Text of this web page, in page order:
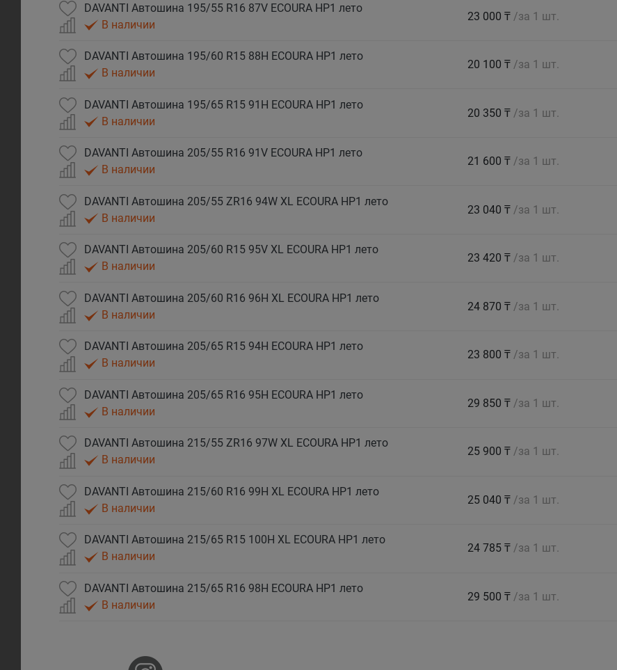
DAVANTI Автошина 195/55 R16 87V ECOURA HP1 лето
В наличии
23 000 ₸ /за 1 шт.
DAVANTI Автошина 195/60 R15 88H ECOURA HP1 лето
В наличии
20 100 ₸ /за 1 шт.
DAVANTI Автошина 195/65 R15 91H ECOURA HP1 лето
В наличии
20 350 ₸ /за 1 шт.
DAVANTI Автошина 205/55 R16 91V ECOURA HP1 лето
В наличии
21 600 ₸ /за 1 шт.
DAVANTI Автошина 205/55 ZR16 94W XL ECOURA HP1 лето
В наличии
23 040 ₸ /за 1 шт.
DAVANTI Автошина 205/60 R15 95V XL ECOURA HP1 лето
В наличии
23 420 ₸ /за 1 шт.
DAVANTI Автошина 205/60 R16 96H XL ECOURA HP1 лето
В наличии
24 870 ₸ /за 1 шт.
DAVANTI Автошина 205/65 R15 94H ECOURA HP1 лето
В наличии
23 800 ₸ /за 1 шт.
DAVANTI Автошина 205/65 R16 95H ECOURA HP1 лето
В наличии
29 850 ₸ /за 1 шт.
DAVANTI Автошина 215/55 ZR16 97W XL ECOURA HP1 лето
В наличии
25 900 ₸ /за 1 шт.
DAVANTI Автошина 215/60 R16 99H XL ECOURA HP1 лето
В наличии
25 040 ₸ /за 1 шт.
DAVANTI Автошина 215/65 R15 100H XL ECOURA HP1 лето
В наличии
24 785 ₸ /за 1 шт.
DAVANTI Автошина 215/65 R16 98H ECOURA HP1 лето
В наличии
29 500 ₸ /за 1 шт.